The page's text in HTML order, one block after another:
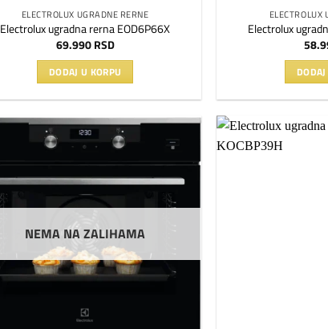
ELECTROLUX UGRADNE RERNE
Electrolux ugradna rerna EOD6P66X
69.990RSD
DODAJ U KORPU
ELECTROLUX
Electrolux
listu
želja
NEMA NA ZALIHAMA